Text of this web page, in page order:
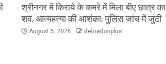
श्रीनगर में किराये के कमरे में मिला बीए छात्र का
शव, आत्महत्या की आशंका; पुलिस जांच में जुटी
August 5, 2026 dehradunplus